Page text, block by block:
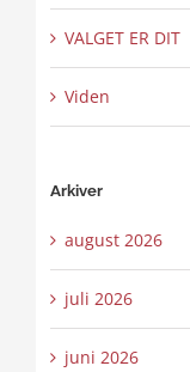
VALGET ER DIT
Viden
Arkiver
august 2026
juli 2026
juni 2026